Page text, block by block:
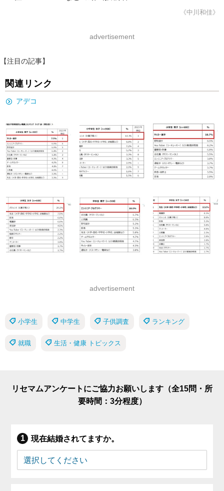
《中川和佳》
advertisement
【注目の記事】
関連リンク
アデコ
advertisement
小学生 中学生 子供調査 ランキング
就職 生活・健康 トピックス
リセマムアンケートにご協力お願いします（全15問・所
要時間：3分程度）
現在結婚されてますか。